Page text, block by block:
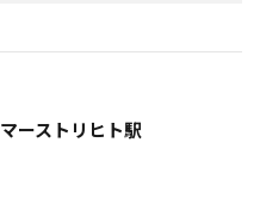
マーストリヒト駅